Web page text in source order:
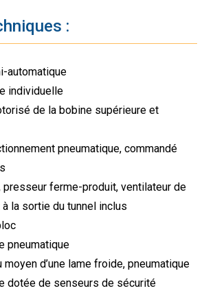
:
automatique
individuelle
de la bobine supérieure et
pneumatique, commandé
presseur ferme-produit, ventilateur de
la sortie du tunnel inclus
pneumatique
moyen d’une lame froide, pneumatique
dotée de senseurs de sécurité